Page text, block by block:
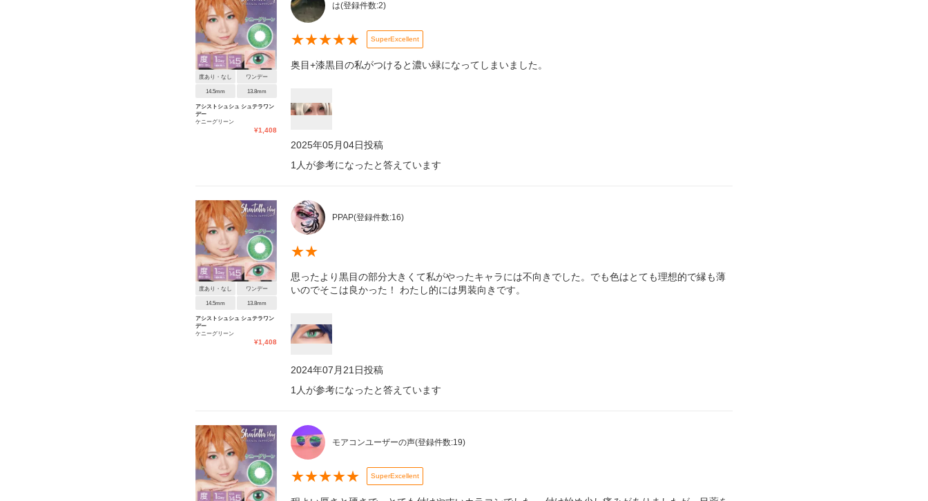
度あり・なし ワンデー
14.5mm 13.8mm
アシストシュシュ シュテラワン
デー
ケニーグリーン
¥1,408
は(登録件数:2)
★★★★★ SuperExcellent
奥目+漆黒目の私がつけると濃い緑になってしまいました。
2025年05月04日投稿
1 人が参考になったと答えています
度あり・なし ワンデー
14.5mm 13.8mm
アシストシュシュ シュテラワン
デー
ケニーグリーン
¥1,408
PPAP(登録件数:16)
★★
思ったより黒目の部分大きくて私がやったキャラには不向きでした。でも色はとても理想的で縁も薄
いのでそこは良かった！ わたし的には男装向きです。
2024年07月21日投稿
1 人が参考になったと答えています
モアコンユーザーの声(登録件数:19)
★★★★★ SuperExcellent